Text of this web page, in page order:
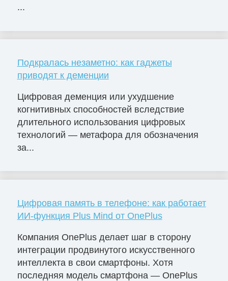
...
Подкралась незаметно: как гаджеты
приводят к деменции
Цифровая деменция или ухудшение
когнитивных способностей вследствие
длительного использования цифровых
технологий — метафора для обозначения
за...
Цифровая память в телефоне: как работает
ИИ-функция Plus Mind от OnePlus
Компания OnePlus делает шаг в сторону
интеграции продвинутого искусственного
интеллекта в свои смартфоны. Хотя
последняя модель смартфона — OnePlus